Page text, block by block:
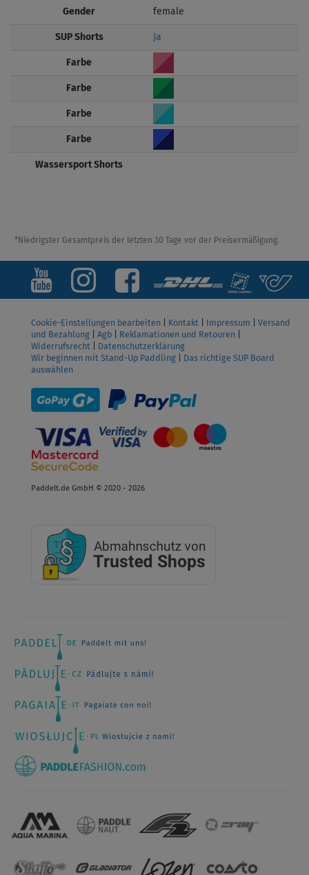
Gender female
SUP Shorts Ja
Farbe
Farbe
Farbe
Farbe
Wassersport Shorts
*Niedrigster Gesamtpreis der letzten 30 Tage vor der Preisermäßigung.
Cookie-Einstellungen bearbeiten Kontakt Impressum
Versand
und Bezahlung
Agb Reklamationen und Retouren
Widerrufsrecht
Datenschutzerklärung
Wir beginnen mit Stand-Up Paddling
Das richtige SUP Board
auswählen
Paddelt.de GmbH © 2020 - 2026